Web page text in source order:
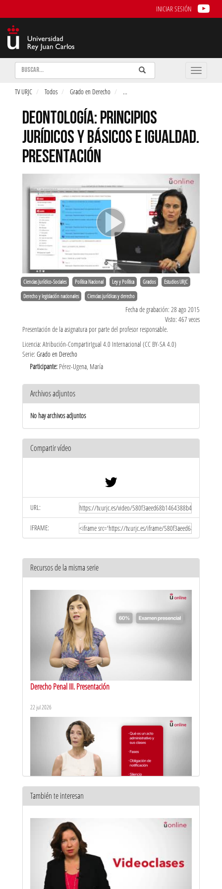
INICIAR SESIÓN
Buscar Enviar
Buscar
Toggle
TV URJC Todos Grado en Derecho ...
DEONTOLOGÍA: PRINCIPIOS
JURÍDICOS Y BÁSICOS E IGUALDAD.
PRESENTACIÓN
Ciencias Jurídico-Sociales Política Nacional Ley y Política Grados Estudios URJC
Derecho y legislación nacionales Ciencias jurídicas y derecho
Fecha de grabación: 28 ago 2015
Visto: 467 veces
Presentación de la asignatura por parte del profesor responsable.
Licencia: Atribución-CompartirIgual 4.0 Internacional (CC BY-SA 4.0)
Serie: Grado en Derecho
Participante: Pérez-Ugena, María
Archivos adjuntos
No hay archivos adjuntos
Compartir vídeo
URL:
IFRAME:
Recursos de la misma serie
Derecho Penal III. Presentación
22 jul 2026
También te interesan